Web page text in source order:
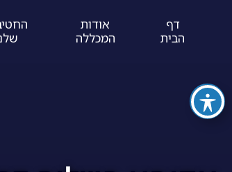
דף
הבית
אודות
המכללה